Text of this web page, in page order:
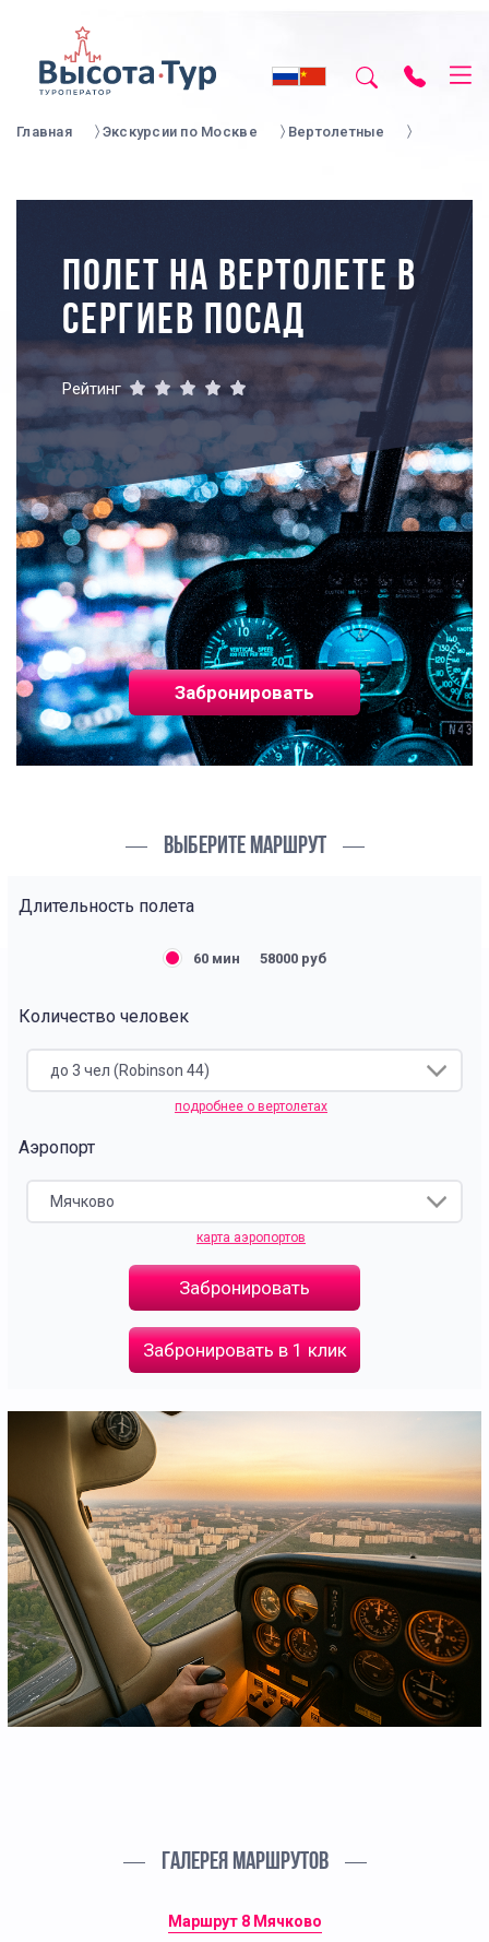
Главная Экскурсии по Москве Вертолетные
ПОЛЕТ НА ВЕРТОЛЕТЕ В
СЕРГИЕВ ПОСАД
Рейтинг
Забронировать
ВЫБЕРИТЕ МАРШРУТ
Длительность полета
60 мин 58000 руб
Количество человек
до 3 чел (Robinson 44)
подробнее о вертолетах
Аэропорт
Мячково
карта аэропортов
Забронировать
Забронировать в 1 клик
ГАЛЕРЕЯ МАРШРУТОВ
Маршрут 8 Мячково